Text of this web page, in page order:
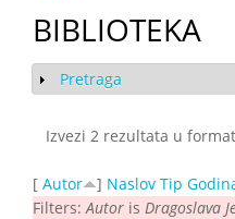
BIBLIOTEKA
Show
Pretraga
Izvezi 2 rezultata u
[ Autor ] Naslov Tip
Filters: Autor is Dragoslava